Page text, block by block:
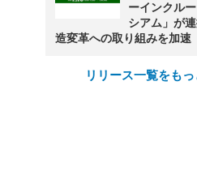
ーインクル
シアム」が
造変革への取り組みを加速
リリース一覧をも